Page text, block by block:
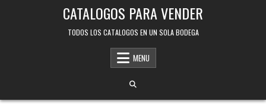
CATALOGOS PARA VENDER
TODOS LOS CATALOGOS EN UN SOLA BODEGA
MENU